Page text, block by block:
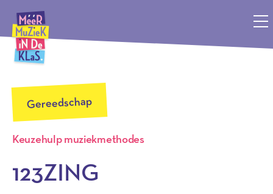
Méér Muziek in de Klas, terug naar de homepagina
Gereedschap
Keuzehulp muziekmethodes
123ZING